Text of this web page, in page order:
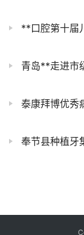
**口腔第十届
青岛**走进市
泰康拜博优秀病例
奉节县种植牙